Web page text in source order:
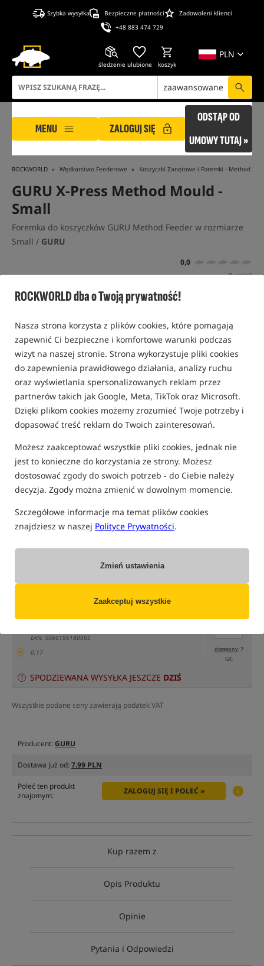
ROCKWORLD dba o Twoją prywatność!
Nasza strona korzysta z plików cookies, które pomagają
zapewnić Ci bezpieczne i komfortowe warunki podczas
wizyt na naszej stronie. Strona wykorzystuje pliki cookies
do zapewnienia prawidłowego działania, analizy ruchu
oraz wyświetlania spersonalizowanych reklam przez
partnerów takich jak Google, Meta, TikTok oraz Microsoft.
Dzięki plikom cookies możemy zrozumieć Twoje potrzeby i
dopasować treść reklam do Twoich zainteresowań.
Możesz zaakceptować wszystkie pliki cookies, jednak nie
jest to konieczne do korzystania ze strony. Możesz
dostosować zgody do swoich potrzeb - do Ciebie należy
decyzja. Zgody można zmienić w dowolnym momencie.
Szczegółowe informacje ma temat plików cookies
znajdziesz w naszej Polityce Prywatności.
Zmień ustawienia
Zaakceptuj wszystkie
Szybka wysyłka Bezpieczne płatności
Zadowoleni klienci
+48 883 474 729
PLN
śledzenie ulubione koszyk
zaawansowane
MENU ZALOGUJ SIĘ
ODSTĄP OD
UMOWY TUTAJ »
ROCKWORLD Wędkarstwo Feederowe Koszyczki Zanętowe i Foremki - Method
GURU X-Press Method Mould -
Small
Foremka do koszyczków GURU Method Feeder w rozmiarze
Small / GURU
0,0
0 opinii
tylko produkty na"naszym magazynie"
Opcja Cena PLN Ilość
EAN: 5060196180905
0,17
dostępny: 7
szt.
SPODZIEWANA WYSYŁKA JESZCZE DZIŚ
Wszystkie podane ceny zawierają podatek VAT
Producent:GURU
Dostawa już od:7.99 PLN
Poleć ten produkt
znajomym:
ZALOGUJ SIĘ I POLEĆ »
Kup razem z
Opis Produktu
Opinie
Pytania i Odpowiedzi